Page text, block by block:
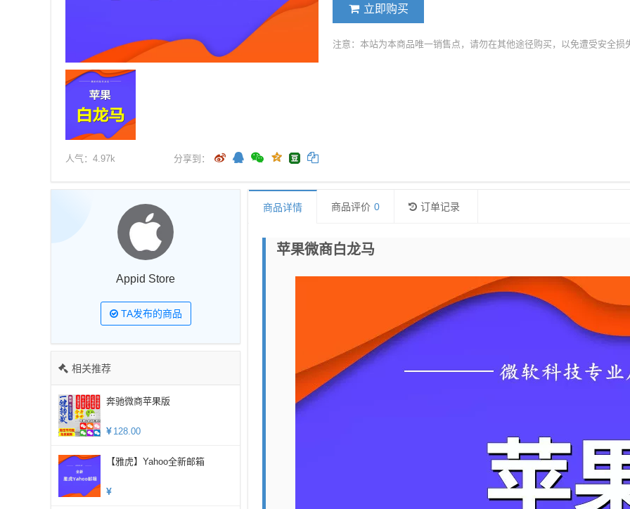
人气： 4.97k 分享到：
立即购买
注意：本站为本商品唯一销售点，请勿在其他途径购买，以免遭受安全损
商品详情 商品评价 0 订单记录
苹果微商白龙马
Appid Store
TA发布的商品
相关推荐
奔驰微商苹果版
128.00
【雅虎】Yahoo全新邮箱